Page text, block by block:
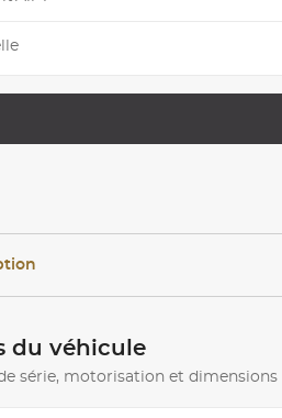
du véhicule
série, motorisation et dimensions